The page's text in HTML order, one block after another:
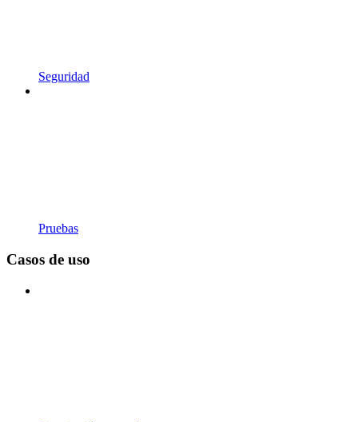
Seguridad
Pruebas
Casos de uso